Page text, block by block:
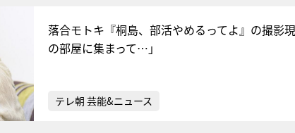
落合モトキ『桐島、部活やめるってよ』の撮影
の部屋に集まって…」
テレ朝 芸能&ニュース